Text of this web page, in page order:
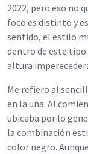
2022, pero eso no
foco es distinto y
sentido, el estilo
dentro de este tipo
altura
Me refiero al
en la uña. Al
ubicaba por lo
la combinación
color negro.